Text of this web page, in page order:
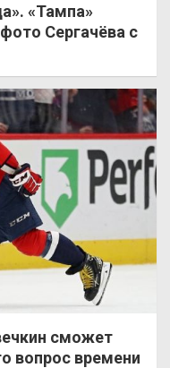
«Тампа»
Сергачёва с
сможет
вопрос времени